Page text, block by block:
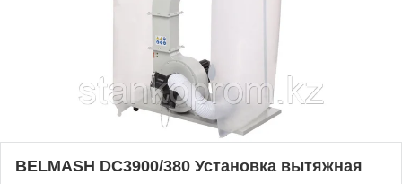
BELMASH DC3900/380 Установка вытяжная